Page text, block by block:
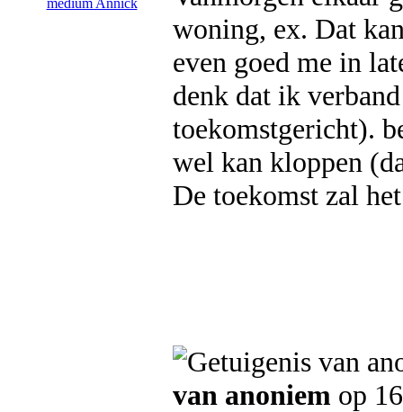
woning, ex. Dat
even goed me in
denk dat ik
toekomstgericht).
wel kan kloppen
De toekomst zal
van anoniem op